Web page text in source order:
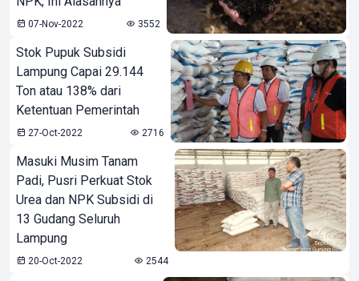
07-Nov-2022 3552
Stok Pupuk Subsidi
Lampung Capai 29.144
Ton atau 138% dari
Ketentuan Pemerintah
27-Oct-2022 2716
Masuki Musim Tanam
Padi, Pusri Perkuat Stok
Urea dan NPK Subsidi di
13 Gudang Seluruh
Lampung
20-Oct-2022 2544